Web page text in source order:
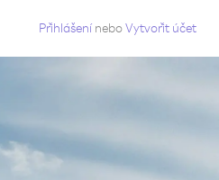
Přihlášení neboVytvořit účet